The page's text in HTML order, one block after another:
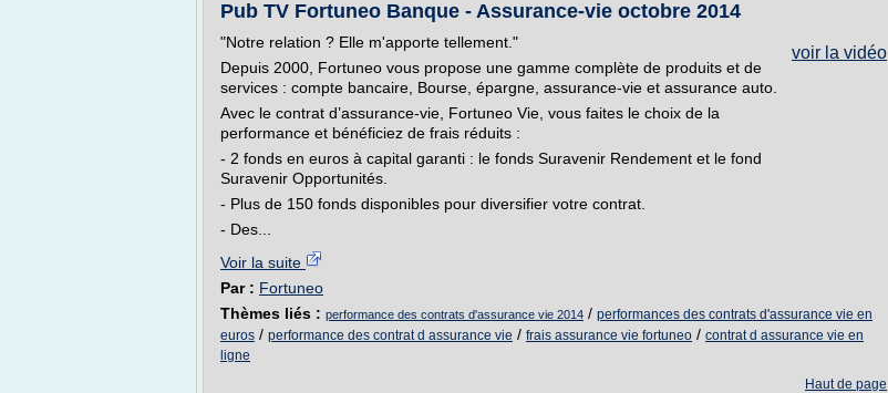
Pub TV Fortuneo Banque - Assurance-vie octobre 2014
voir la vidéo
"Notre relation ? Elle m'apporte tellement."
Depuis 2000, Fortuneo vous propose une gamme complète de produits et de
services : compte bancaire, Bourse, épargne, assurance-vie et assurance auto.
Avec le contrat d’assurance-vie, Fortuneo Vie, vous faites le choix de la
performance et bénéficiez de frais réduits :
- 2 fonds en euros à capital garanti : le fonds Suravenir Rendement et le fond
Suravenir Opportunités.
- Plus de 150 fonds disponibles pour diversifier votre contrat.
- Des...
Voir la suite
Par : Fortuneo
Thèmes liés : performance des contrats d'assurance vie 2014 / performances des contrats d'assurance vie en
euros / performance des contrat d assurance vie / frais assurance vie fortuneo / contrat d assurance vie en
ligne
Haut de page